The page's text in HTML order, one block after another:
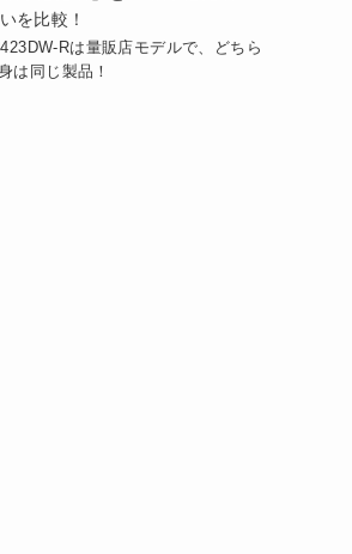
を比較！
Rは量販店モデルで、どちら
は同じ製品！